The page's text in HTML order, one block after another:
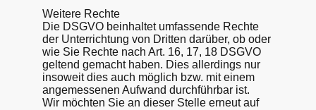
Weitere Rechte
Die DSGVO beinhaltet umfassende Rechte
der Unterrichtung von Dritten darüber, ob oder
wie Sie Rechte nach Art. 16, 17, 18 DSGVO
geltend gemacht haben. Dies allerdings nur
insoweit dies auch möglich bzw. mit einem
angemessenen Aufwand durchführbar ist.
Wir möchten Sie an dieser Stelle erneut auf